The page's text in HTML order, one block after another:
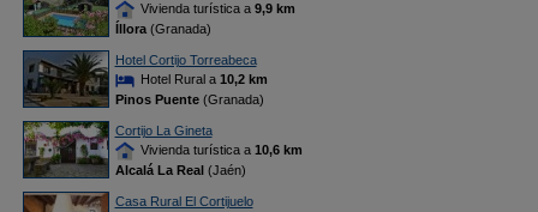
Vivienda turística a 9,9 km
Íllora(Granada)
Hotel Cortijo Torreabeca
Hotel Rural a 10,2 km
Pinos Puente(Granada)
Cortijo La Gineta
Vivienda turística a 10,6 km
Alcalá La Real(Jaén)
Casa Rural El Cortijuelo